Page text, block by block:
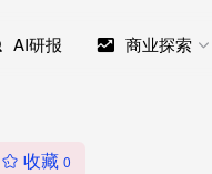
AI研报 商业探索
收藏 0